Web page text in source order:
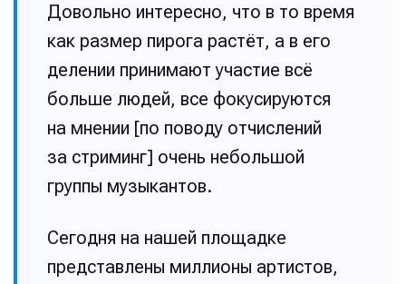
Довольно интересно, что в то время
как размер пирога растёт, а в его
делении принимают участие всё
больше людей, все фокусируются
на мнении [по поводу отчислений
за стриминг] очень небольшой
группы музыкантов.
Сегодня на нашей площадке
представлены миллионы артистов,